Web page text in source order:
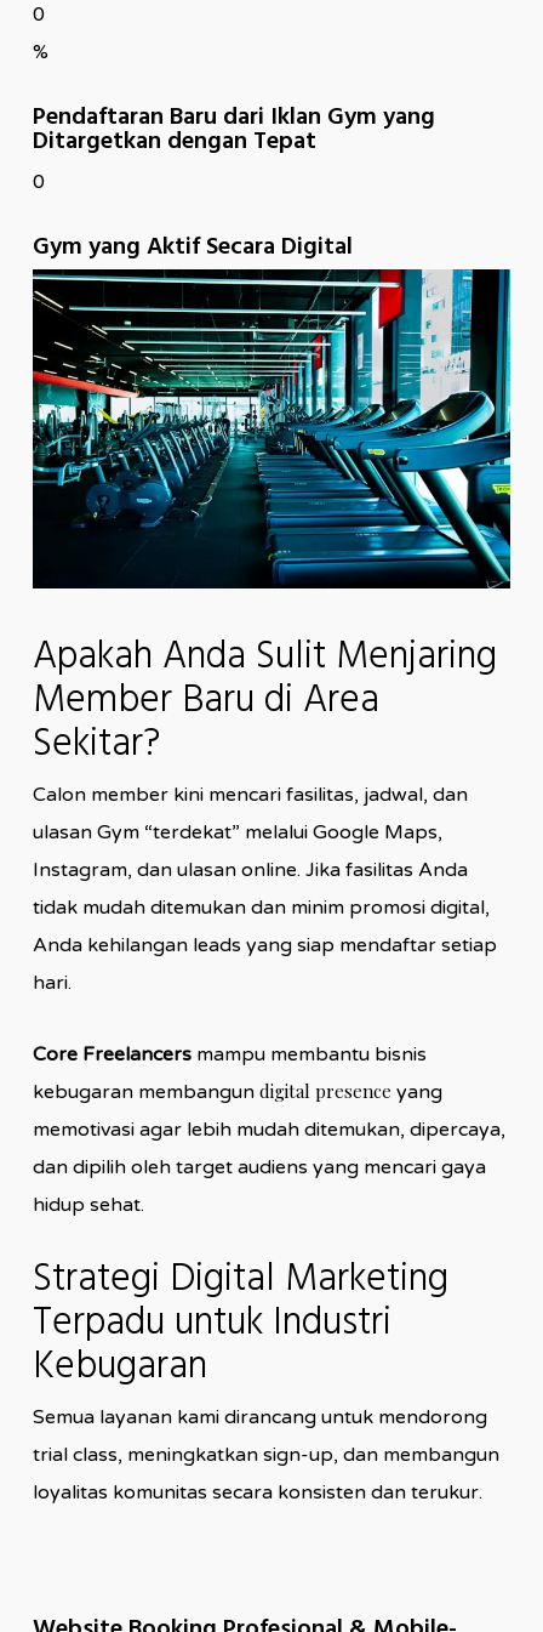
0
%
Pendaftaran Baru dari Iklan Gym yang
Ditargetkan dengan Tepat
0
Gym yang Aktif Secara Digital
Apakah Anda Sulit Menjaring
Member Baru di Area
Sekitar?
Calon member kini mencari fasilitas, jadwal, dan
ulasan Gym “terdekat” melalui Google Maps,
Instagram, dan ulasan online. Jika fasilitas Anda
tidak mudah ditemukan dan minim promosi digital,
Anda kehilangan leads yang siap mendaftar setiap
hari.
Core Freelancersmampu membantu bisnis
kebugaran membangun digital presence yang
memotivasi agar lebih mudah ditemukan, dipercaya,
dan dipilih oleh target audiens yang mencari gaya
hidup sehat.
Strategi Digital Marketing
Terpadu untuk Industri
Kebugaran
Semua layanan kami dirancang untuk mendorong
trial class, meningkatkan sign-up, dan membangun
loyalitas komunitas secara konsisten dan terukur.